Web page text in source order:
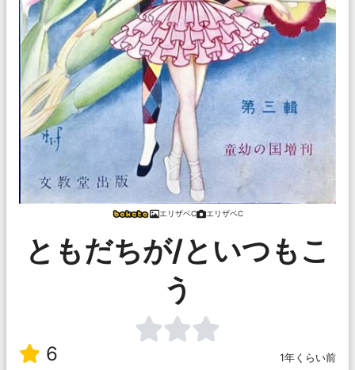
エリザベC エリザベC
ともだちが/といつもこ
う
6 1年くらい前